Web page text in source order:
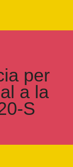
per
a la
S